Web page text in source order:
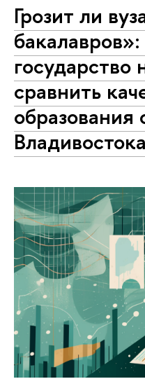
Грозит ли
государство
сравнить